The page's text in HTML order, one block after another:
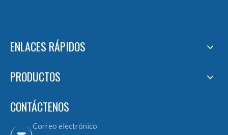
ENLACES RÁPIDOS
PRODUCTOS
CONTÁCTENOS
Correo electrónico